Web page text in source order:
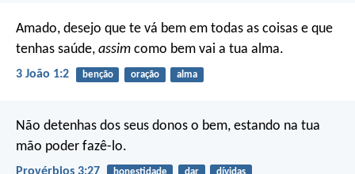
Amado, desejo que te vá bem em todas as coisas e que
tenhas saúde, assim como bem vai a tua alma.
3 João 1:2 benção oração alma
Não detenhas dos seus donos o bem, estando na tua
mão poder fazê-lo.
Provérbios 3:27 honestidade dar dívidas